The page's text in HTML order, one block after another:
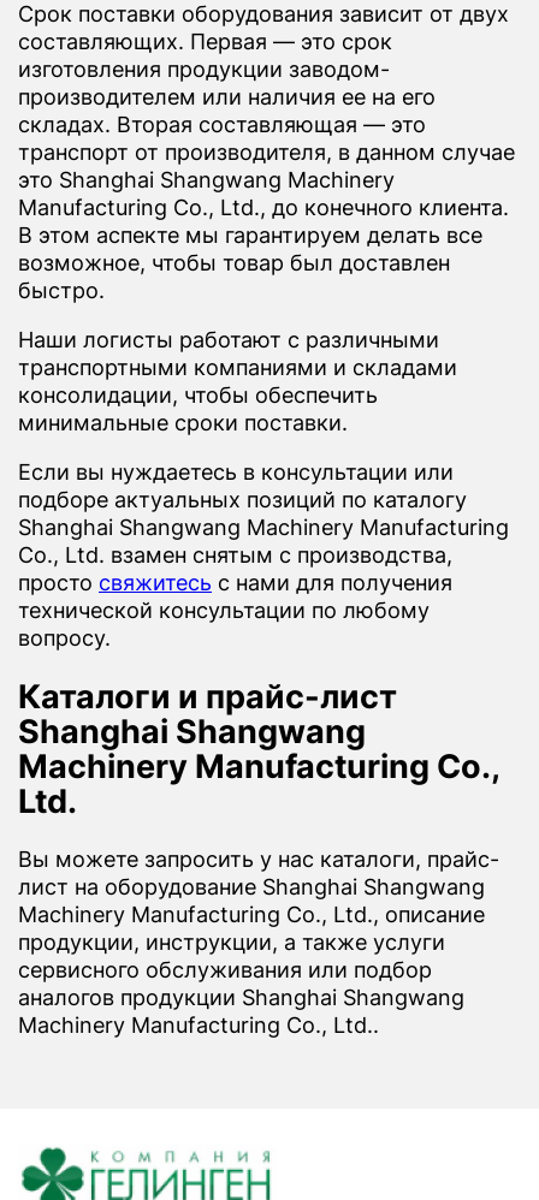
Срок поставки оборудования зависит от двух
составляющих. Первая — это срок
изготовления продукции заводом-
производителем или наличия ее на его
складах. Вторая составляющая — это
транспорт от производителя, в данном случае
это Shanghai Shangwang Machinery
Manufacturing Co., Ltd., до конечного клиента.
В этом аспекте мы гарантируем делать все
возможное, чтобы товар был доставлен
быстро.
Наши логисты работают с различными
транспортными компаниями и складами
консолидации, чтобы обеспечить
минимальные сроки поставки.
Если вы нуждаетесь в консультации или
подборе актуальных позиций по каталогу
Shanghai Shangwang Machinery Manufacturing
Co., Ltd. взамен снятым с производства,
просто свяжитесь с нами для получения
технической консультации по любому
вопросу.
Каталоги и прайс-лист
Shanghai Shangwang
Machinery Manufacturing Co.,
Ltd.
Вы можете запросить у нас каталоги, прайс-
лист на оборудование Shanghai Shangwang
Machinery Manufacturing Co., Ltd., описание
продукции, инструкции, а также услуги
сервисного обслуживания или подбор
аналогов продукции Shanghai Shangwang
Machinery Manufacturing Co., Ltd..